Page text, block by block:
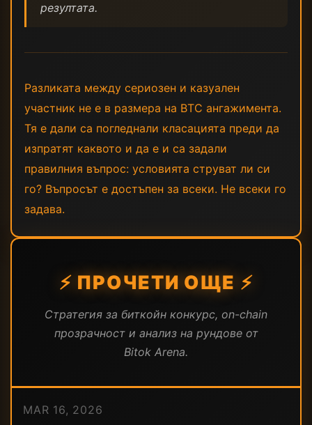
резултата.
Разликата между сериозен и казуален
участник не е в размера на BTC ангажимента.
Тя е дали са погледнали класацията преди да
изпратят каквото и да е и са задали
правилния въпрос: условията струват ли си
го? Въпросът е достъпен за всеки. Не всеки го
задава.
⚡ ПРОЧЕТИ ОЩЕ ⚡
Стратегия за биткойн конкурс, on-chain
прозрачност и анализ на рундове от
Bitok Arena.
MAR 16, 2026